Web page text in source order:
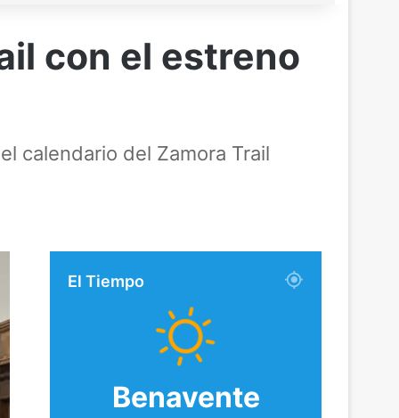
con el estreno
calendario del Zamora Trail
El Tiempo
Benavente